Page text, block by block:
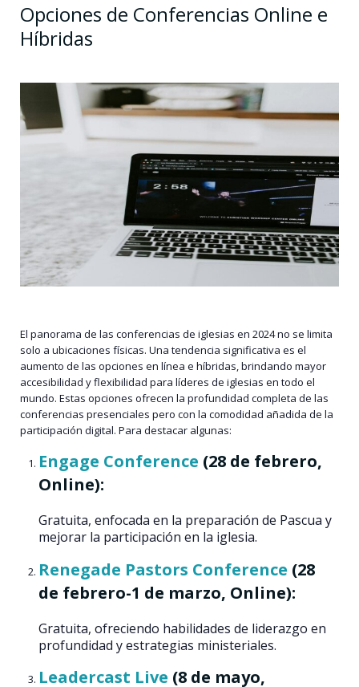
Opciones de Conferencias Online e
Híbridas
El panorama de las conferencias de iglesias en 2024 no se limita
solo a ubicaciones físicas. Una tendencia significativa es el
aumento de las opciones en línea e híbridas, brindando mayor
accesibilidad y flexibilidad para líderes de iglesias en todo el
mundo. Estas opciones ofrecen la profundidad completa de las
conferencias presenciales pero con la comodidad añadida de la
participación digital. Para destacar algunas:
Engage Conference (28 de febrero,
Online):
Gratuita, enfocada en la preparación de Pascua y
mejorar la participación en la iglesia.
Renegade Pastors Conference (28
de febrero-1 de marzo, Online):
Gratuita, ofreciendo habilidades de liderazgo en
profundidad y estrategias ministeriales.
Leadercast Live (8 de mayo,